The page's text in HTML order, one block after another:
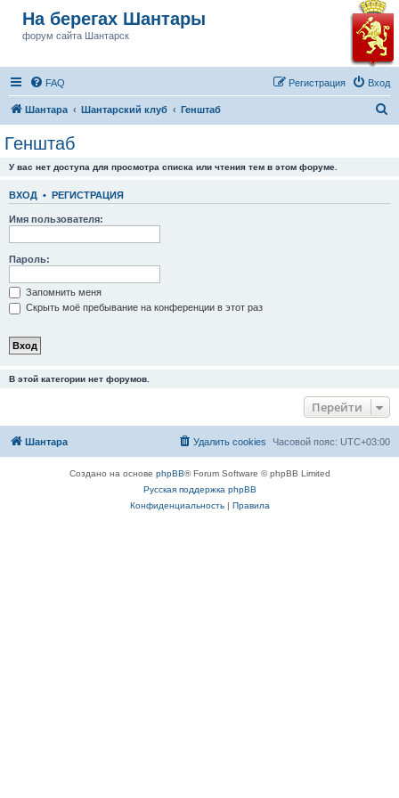
На берегах Шантары
форум сайта Шантарск
FAQ Вход
Регистрация
Шантара Шантарский клуб Генштаб
Генштаб
У вас нет доступа для просмотра списка или чтения тем в этом форуме.
ВХОД • РЕГИСТРАЦИЯ
Имя пользователя:
Пароль:
Запомнить меня
Скрыть моё пребывание на конференции в этот раз
В этой категории нет форумов.
Перейти
Шантара Часовой пояс: UTC+03:00
Удалить cookies
Создано на основе phpBB® Forum Software © phpBB Limited
Русская поддержка phpBB
Конфиденциальность| Правила